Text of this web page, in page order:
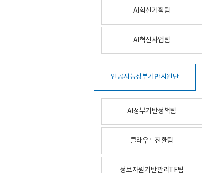
AI혁신기획팀
AI혁신사업팀
인공지능정부기반지원단
AI정부기반정책팀
클라우드전환팀
정보자원기반관리TF팀